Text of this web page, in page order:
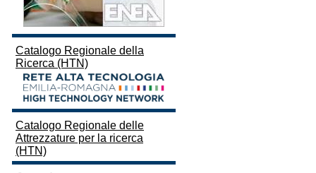
Catalogo Regionale della
Ricerca (HTN)
Catalogo Regionale delle
Attrezzature per la ricerca
(HTN)